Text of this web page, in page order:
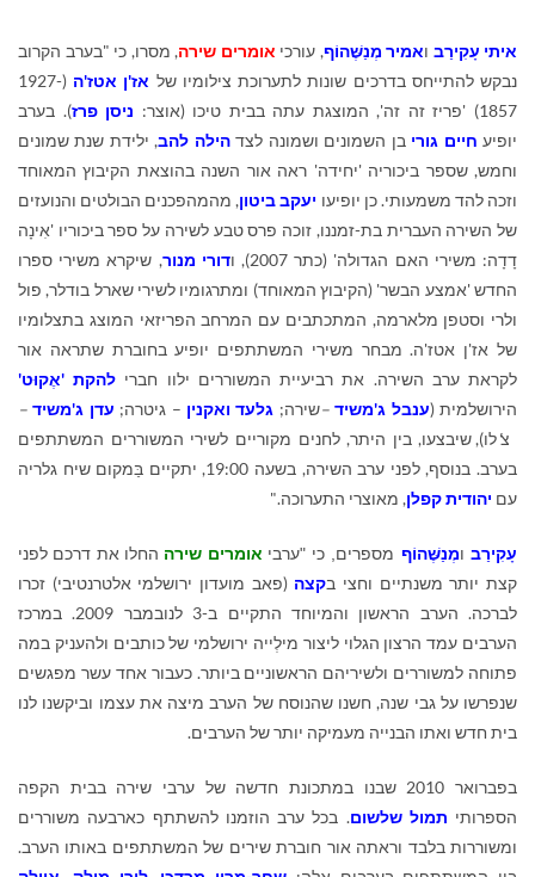
איתי עָקִירַב ואמיר מְנַשֶּׁהוֹף, עורכי אומרים שירה, מסרו, כי "בערב הקרוב
נבקש להתייחס בדרכים שונות לתערוכת צילומיו של אז'ן אטז'ה (1927-
1857) 'פריז זה זה', המוצגת עתה בבית טיכו (אוצר:
ניסן פרז). בערב
יופיע חיים גורי בן השמונים ושמונה לצדהילה להב, ילידת שנת שמונים
וחמש, שספר ביכוריה 'יחידה' ראה אור השנה בהוצאת הקיבוץ המאוחד
וזכה להד משמעותי. כן יופיעו יעקב ביטון, מהמהפכנים הבולטים והנועזים
של השירה העברית בת-זמננו, זוכה פרס טבע לשירה על ספר ביכוריו 'אִינָה
דָדָה: משירי האם הגדולה' (כתר 2007), ו
דורי מנור, שיקרא משירי ספרו
החדש 'אמצע הבשר' (הקיבוץ המאוחד) ומתרגומיו לשירי שארל בודלר, פול
ולרי וסטפן מלארמה, המתכתבים עם המרחב הפריזאי המוצג בתצלומיו
של אז'ן אטז'ה. מבחר משירי המשתתפים יופיע בחוברת שתראה אור
לקראת ערב השירה. את רביעיית המשוררים ילוו חברי להקת 'אֶקוּט'
הירושלמית (ענבל ג'משיד–שירה; גלעד ואקנין – גיטרה; עדן ג'משיד–
צ'לו), שיבצעו, בין היתר, לחנים מקוריים לשירי המשוררים המשתתפים
בערב. בנוסף, לפני ערב השירה, בשעה 19:00, יתקיים בַּמקום שיח גלריה
עם יהודית קפלן, מאוצרי התערוכה."
עָקִירַב ומְנַשֶּׁהוֹף מספרים, כי "ערבי אומרים שירה החלו את דרכם לפני
קצת יותר משנתיים וחצי בקצה (פאב מועדון ירושלמי אלטרנטיבי) זכרו
לברכה. הערב הראשון והמיוחד התקיים ב-3 לנובמבר 2009. במרכז
הערבים עמד הרצון הגלוי ליצור מילְייה ירושלמי של כותבים ולהעניק במה
פתוחה למשוררים ולשיריהם הראשוניים ביותר. כעבור אחד עשר מפגשים
שנפרשו על גבי שנה, חשנו שהנוסח של הערב מיצה את עצמו וביקשנו לנו
בית חדש ואתו הבנייה מעמיקה יותר של הערבים.
בפברואר 2010 שבנו במתכונת חדשה של ערבי שירה בבית הקפה
הספרותי תמול שלשום. בכל ערב הוזמנו להשתתף כארבעה משוררים
ומשוררות בלבד וראתה אור חוברת שירים של המשתתפים באותו הערב.